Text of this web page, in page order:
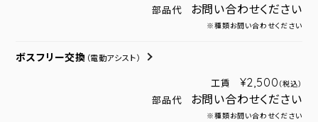
部品代 お問い合わせください
※種類お問い合わせください
ボスフリー交換 （電動アシスト）
工賃 ¥2,500 （税込）
部品代 お問い合わせください
※種類お問い合わせください